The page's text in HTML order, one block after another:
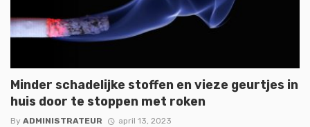
Minder schadelijke stoffen en vieze geurtjes in
huis door te stoppen met roken
By ADMINISTRATEUR april 13, 2023